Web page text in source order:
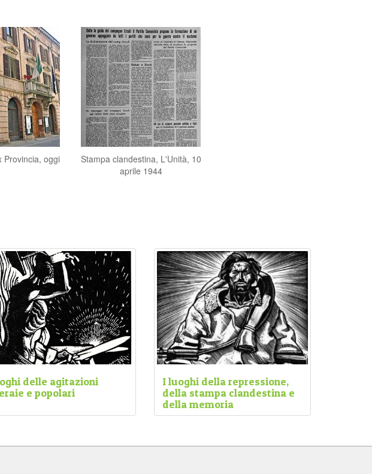
Provincia, oggi
Stampa clandestina, L'Unità, 10
aprile 1944
delle agitazioni
e popolari
del 27 marzo 1944 a
I luoghi della repressione,
della stampa clandestina e
della memoria
percorreremo una delle pagine più